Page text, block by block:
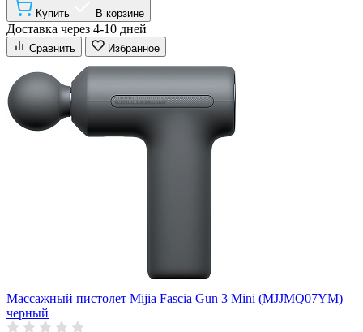
Купить В корзине
Доставка через 4-10 дней
Сравнить Избранное
Массажный пистолет Mijia Fascia Gun 3 Mini (MJJMQ07YM)
черный